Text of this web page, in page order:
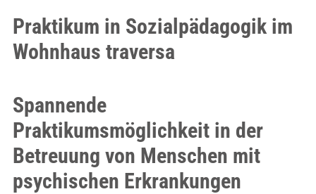
Praktikum in Sozialpädagogik im
Wohnhaus traversa
Spannende
Praktikumsmöglichkeit in der
Betreuung von Menschen mit
psychischen Erkrankungen